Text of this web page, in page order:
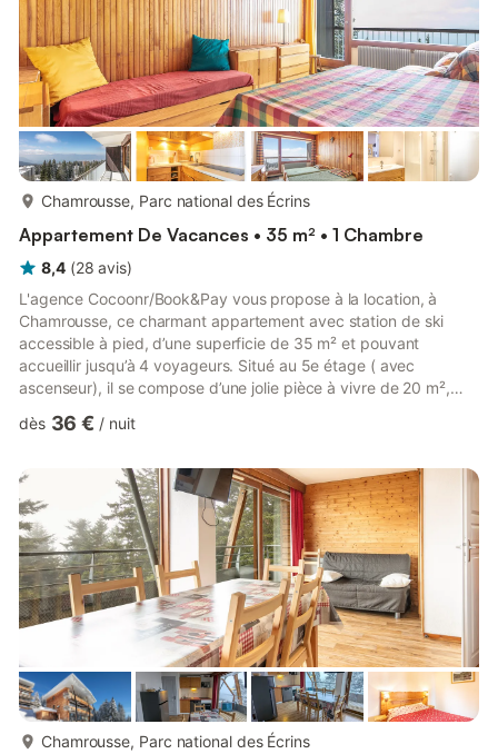
Chamrousse, Parc national des Écrins
Appartement De Vacances • 35 m² • 1 Chambre
8,4 (28 avis)
L'agence Cocoonr/Book&Pay vous propose à la location, à
Chamrousse, ce charmant appartement avec station de ski
accessible à pied, d’une superficie de 35 m² et pouvant
accueillir jusqu’à 4 voyageurs. Situé au 5e étage ( avec
ascenseur), il se compose d’une jolie pièce à vivre de 20 m²,
bain (avec douche). Nous n'attendons plus que vous ! Le
vie de 20 m² avec TV, canapé-lit double et coin repas - Une
cuisine équipée avec notamment : bouilloire électrique, four à
micro-...
dès 36 € / nuit
Chamrousse, Parc national des Écrins